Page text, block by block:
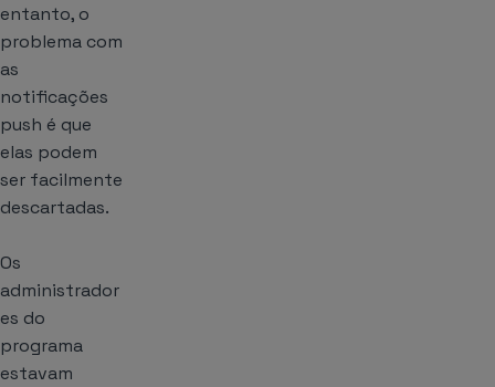
entanto, o
problema com
as
notificações
push é que
elas podem
ser facilmente
descartadas.
Os
administrador
es do
programa
estavam